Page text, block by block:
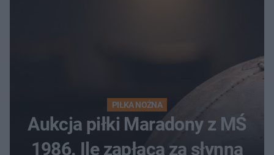
PIŁKA NOŻNA
Aukcja piłki Maradony z MŚ
1986. Ile zapłacą za słynną